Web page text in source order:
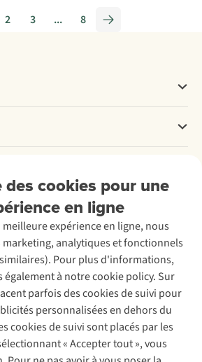
2 3 ... 8
des cookies pour une
en ligne
expérience en ligne, nous
analytiques et fonctionnels
Pour plus d'informations,
également à notre cookie policy. Sur
parfois des cookies de suivi pour
personnalisées en dehors du
cookies de suivi sont placés par les
« Accepter tout », vous
d’hiver
Suivez-nous